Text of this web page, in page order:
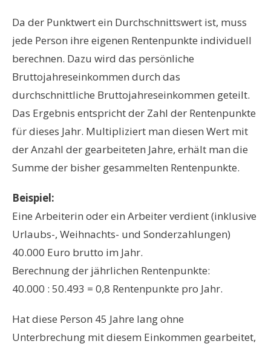
Da der Punktwert ein Durchschnittswert ist, muss
jede Person ihre eigenen Rentenpunkte individuell
berechnen. Dazu wird das persönliche
Bruttojahreseinkommen durch das
durchschnittliche Bruttojahreseinkommen geteilt.
Das Ergebnis entspricht der Zahl der Rentenpunkte
für dieses Jahr. Multipliziert man diesen Wert mit
der Anzahl der gearbeiteten Jahre, erhält man die
Summe der bisher gesammelten Rentenpunkte.
Beispiel:
Eine Arbeiterin oder ein Arbeiter verdient (inklusive
Urlaubs-, Weihnachts- und Sonderzahlungen)
40.000 Euro brutto im Jahr.
Berechnung der jährlichen Rentenpunkte:
40.000 : 50.493 = 0,8 Rentenpunkte pro Jahr.
Hat diese Person 45 Jahre lang ohne
Unterbrechung mit diesem Einkommen gearbeitet,